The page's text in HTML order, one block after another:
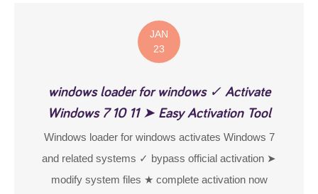
JAN
23
windows loader for windows ✓ Activate
Windows 7 10 11 ➤ Easy Activation Tool
Windows loader for windows activates Windows 7
and related systems ✓ bypass official activation ➤
modify system files ★ complete activation now